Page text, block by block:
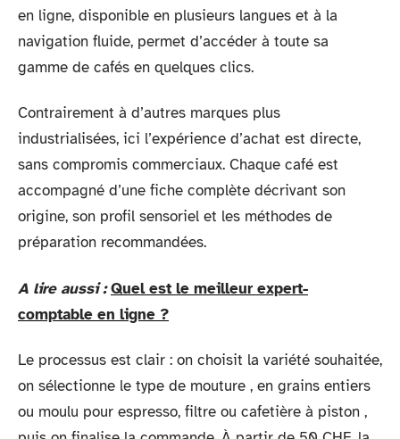
en ligne, disponible en plusieurs langues et à la
navigation fluide, permet d’accéder à toute sa
gamme de cafés en quelques clics.
Contrairement à d’autres marques plus
industrialisées, ici l’expérience d’achat est directe,
sans compromis commerciaux. Chaque café est
accompagné d’une fiche complète décrivant son
origine, son profil sensoriel et les méthodes de
préparation recommandées.
A lire aussi : Quel est le meilleur expert-
comptable en ligne ?
Le processus est clair : on choisit la variété souhaitée,
on sélectionne le type de mouture , en grains entiers
ou moulu pour espresso, filtre ou cafetière à piston ,